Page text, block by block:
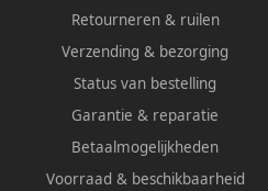
Retourneren & ruilen
Verzending & bezorging
Status van bestelling
Garantie & reparatie
Betaalmogelijkheden
Voorraad & beschikbaarheid